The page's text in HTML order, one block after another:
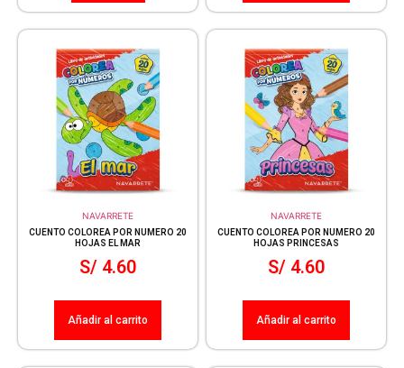
NAVARRETE
CUENTO COLOREA POR NUMERO 20
HOJAS EL MAR
S/ 4.60
Añadir al carrito
NAVARRETE
CUENTO COLOREA POR NUMERO 20
HOJAS PRINCESAS
S/ 4.60
Añadir al carrito